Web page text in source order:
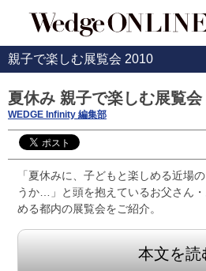
親子で楽しむ展覧会 2010
夏休み 親子で楽しむ展覧会
WEDGE Infinity 編集部
「夏休みに、子どもと楽しめる近場
うか…」と頭を抱えているお父さん
める都内の展覧会をご紹介。
本文を読